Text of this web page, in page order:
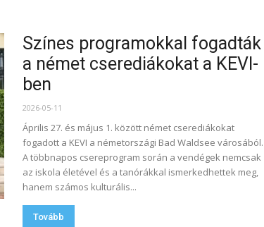
Színes programokkal fogadták
a német cserediákokat a KEVI-
ben
2026-05-11
Április 27. és május 1. között német cserediákokat
fogadott a KEVI a németországi Bad Waldsee városából.
A többnapos csereprogram során a vendégek nemcsak
az iskola életével és a tanórákkal ismerkedhettek meg,
hanem számos kulturális...
Tovább